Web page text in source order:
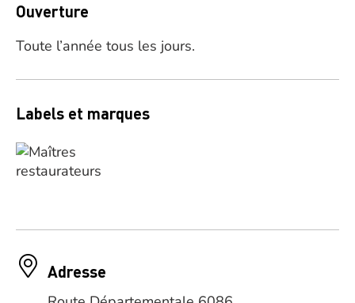
Ouverture
Toute l’année tous les jours.
Labels et marques
Adresse